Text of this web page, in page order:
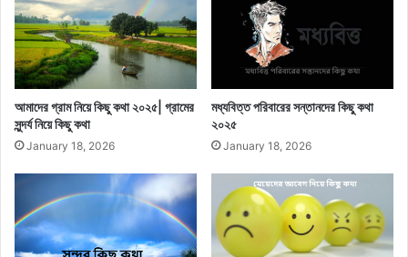
আমাদের গ্রাম নিয়ে কিছু কথা ২০২৫| গ্রামের
সুন্দর্য নিয়ে কিছু কথা
January 18, 2026
মধ্যবিত্ত পরিবারের সন্তানদের কিছু কথা
২০২৫
January 18, 2026